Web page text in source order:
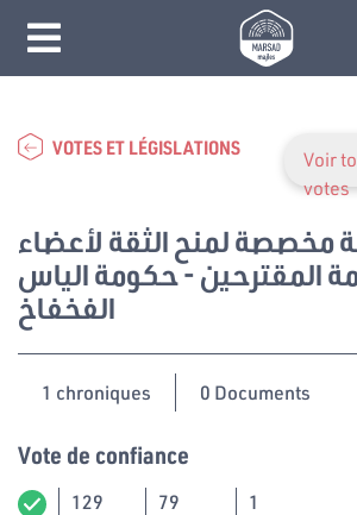
VOTES ET LÉGISLATIONS
Voir
votes
مخصصة لمنح الثقة لأعضاء
المقترحين - حكومة الياس
الفخفاخ
1 chroniques 0 Documents
Vote de confiance
129
79
1